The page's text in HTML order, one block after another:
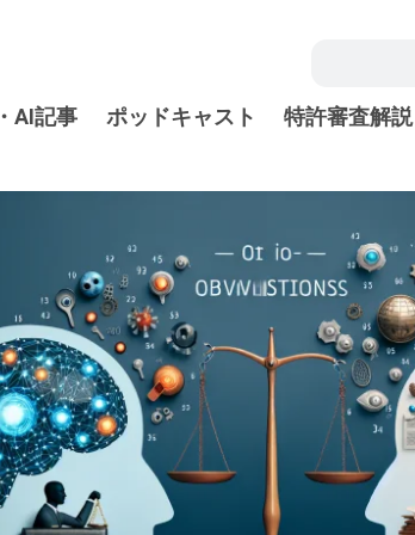
AI記事 ポッドキャスト 特許審査解説